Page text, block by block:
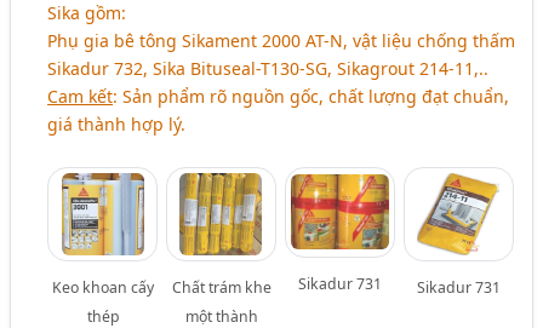
Sika gồm:
Phụ gia bê tông Sikament 2000 AT-N, vật liệu chống thấm
Sikadur 732, Sika Bituseal-T130-SG, Sikagrout 214-11,..
Cam kết: Sản phẩm rõ nguồn gốc, chất lượng đạt chuẩn,
giá thành hợp lý.
Keo khoan cấy
thép
Chất trám khe
một thành
Sikadur 731 Sikadur 731